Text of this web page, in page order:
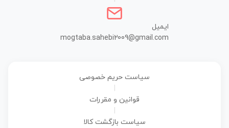
ایمیل
mogtaba.sahebi2009@gmail.com
سیاست حریم خصوصی
قوانین و مقررات
سیاست بازگشت کالا